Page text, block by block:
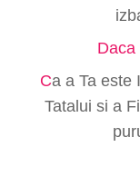
Daca
Ca a Ta este
Tatalui si a